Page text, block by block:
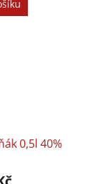
0,5l 40%